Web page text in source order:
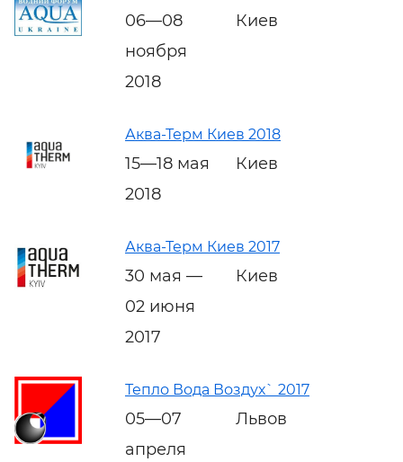
06—08
ноября
2018
Киев
Аква-Терм Киев 2018
15—18 мая
2018
Киев
Аква-Терм Киев 2017
30 мая —
02 июня
2017
Киев
Тепло Вода Воздух` 2017
05—07
апреля
Львов